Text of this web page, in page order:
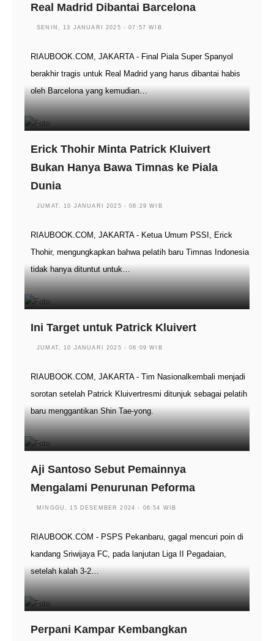
Real Madrid Dibantai Barcelona
SENIN, 13 JANUARI 2025 - 07:57 WIB
RIAUBOOK.COM, JAKARTA - Final Piala Super Spanyol
berakhir tragis untuk Real Madrid yang harus dibantai habis
oleh Barcelona yang kemudian…
Erick Thohir Minta Patrick Kluivert
Bukan Hanya Bawa Timnas ke Piala
Dunia
JUMAT, 10 JANUARI 2025 - 08:29 WIB
RIAUBOOK.COM, JAKARTA - Ketua Umum PSSI, Erick
Thohir, mengungkapkan bahwa pelatih baru Timnas Indonesia
tidak hanya dituntut untuk…
Ini Target untuk Patrick Kluivert
JUMAT, 10 JANUARI 2025 - 08:09 WIB
RIAUBOOK.COM, JAKARTA - Tim Nasionalkembali menjadi
sorotan setelah Patrick Kluivertresmi ditunjuk sebagai pelatih
baru menggantikan Shin Tae-yong.
Aji Santoso Sebut Pemainnya
Mengalami Penurunan Peforma
MINGGU, 15 DESEMBER 2024 - 06:54 WIB
RIAUBOOK.COM - PSPS Pekanbaru, gagal mencuri poin di
kandang Sriwijaya FC, pada lanjutan Liga II Pegadaian,
setelah kalah 3-2…
Perpani Kampar Kembangkan